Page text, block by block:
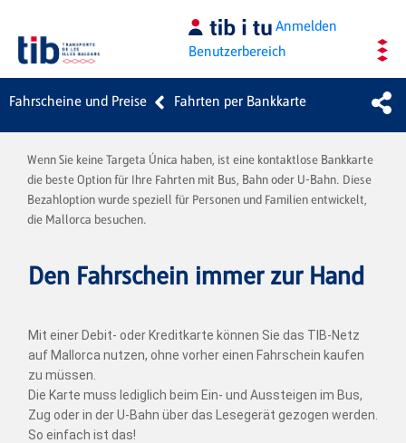
Anmelden
Benutzerbereich
Fahrscheine und Preise Fahrten per Bankkarte
Wenn Sie keine Targeta Única haben, ist eine kontaktlose Bankkarte
die beste Option für Ihre Fahrten mit Bus, Bahn oder U-Bahn. Diese
Bezahloption wurde speziell für Personen und Familien entwickelt,
die Mallorca besuchen.
Den Fahrschein immer zur Hand
Mit einer Debit- oder Kreditkarte können Sie das TIB-Netz
auf Mallorca nutzen, ohne vorher einen Fahrschein kaufen
zu müssen.
Die Karte muss lediglich beim Ein- und Aussteigen im Bus,
Zug oder in der U-Bahn über das Lesegerät gezogen werden.
So einfach ist das!